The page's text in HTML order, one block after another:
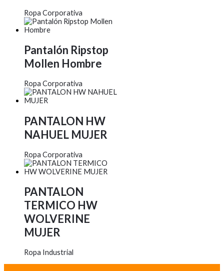
Ropa Corporativa
Pantalón Ripstop
Mollen Hombre
Ropa Corporativa
PANTALON HW
NAHUEL MUJER
Ropa Corporativa
PANTALON
TERMICO HW
WOLVERINE
MUJER
Ropa Industrial